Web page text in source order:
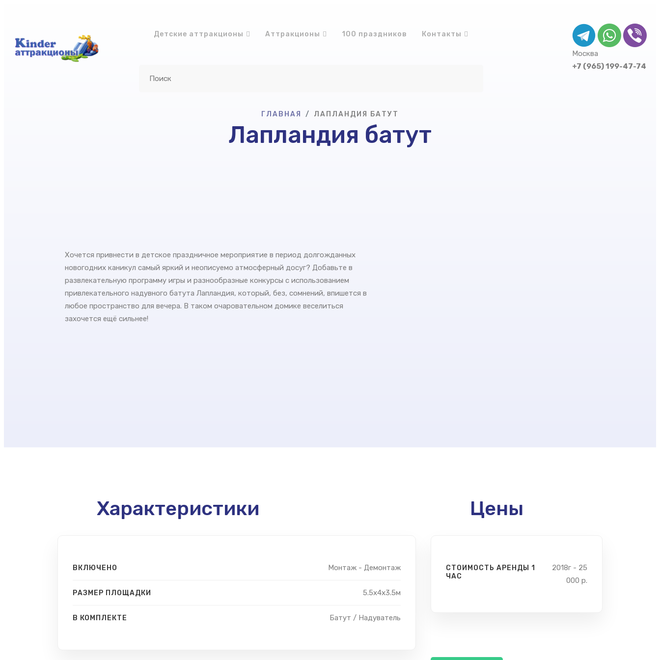
Детские аттракционы Аттракционы 100 праздников Контакты
Москва
+7 (965) 199-47-74
ГЛАВНАЯ ЛАПЛАНДИЯ БАТУТ
Лапландия батут
Хочется привнести в детское праздничное мероприятие в период долгожданных
новогодних каникул самый яркий и неописуемо атмосферный досуг? Добавьте в
развлекательную программу игры и разнообразные конкурсы с использованием
привлекательного надувного батута Лапландия, который, без, сомнений, впишется в
любое пространство для вечера. В таком очаровательном домике веселиться
захочется ещё сильнее!
Характеристики
ВКЛЮЧЕНО Монтаж - Демонтаж
РАЗМЕР ПЛОЩАДКИ 5.5х4х3.5м
В КОМПЛЕКТЕ Батут / Надуватель
Цены
СТОИМОСТЬ АРЕНДЫ 1
ЧАС
2018г - 25
000 р.